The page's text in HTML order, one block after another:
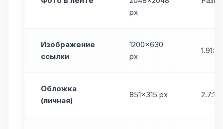
px
Изображение
ссылки
1200×630
px
1.91:1
Обложка
(личная)
851×315 px 2.7:1